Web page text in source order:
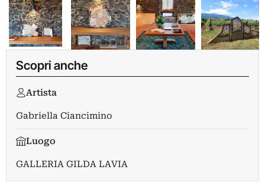
Scopri anche
Artista
Gabriella Ciancimino
Luogo
GALLERIA GILDA LAVIA